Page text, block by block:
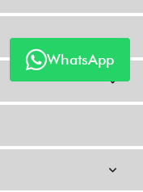
WhatsApp